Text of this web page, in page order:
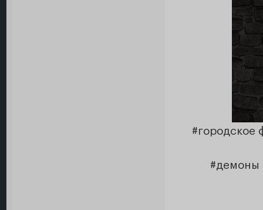
#демоны